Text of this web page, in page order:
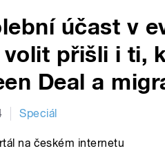
účast v
přišli i ti,
Deal a
Speciál
na českém internetu